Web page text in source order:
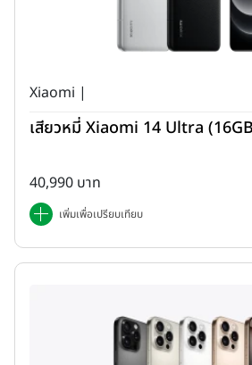
Xiaomi |
เสียวหมี่ Xiaomi 14 Ultra
40,990 บาท
เพิ่มเพื่อเปรียบเทียบ